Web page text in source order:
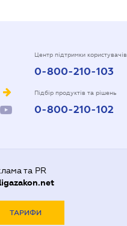
Центр підтримки користувачів
0-800-210-103
Підбір продуктів та рішень
0-800-210-102
та PR
ligazakon.net
ТАРИФИ